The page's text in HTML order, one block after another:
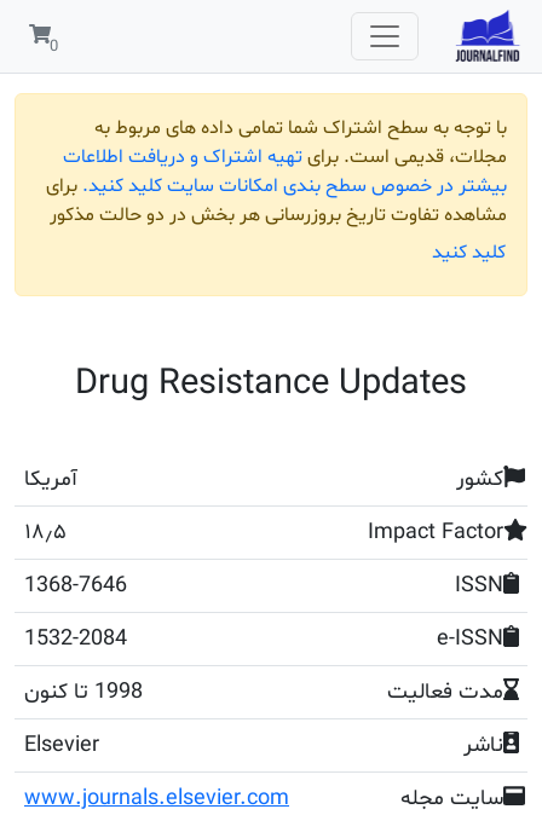
به سطح اشتراک شما تمامی داده های مربوط به
قدیمی است. برای تهیه اشتراک و دریافت اطلاعات
خصوص سطح بندی امکانات سایت کلید کنید.برای
تاریخ بروزرسانی هر بخش در دو حالت مذکور
Drug Resistance
Impact
1368-7646
1532-2084
www.journals.elsevier.com